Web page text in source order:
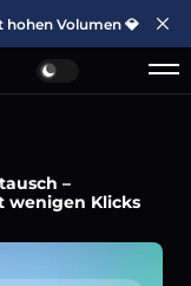
Volumen 💎
–
wenigen Klicks